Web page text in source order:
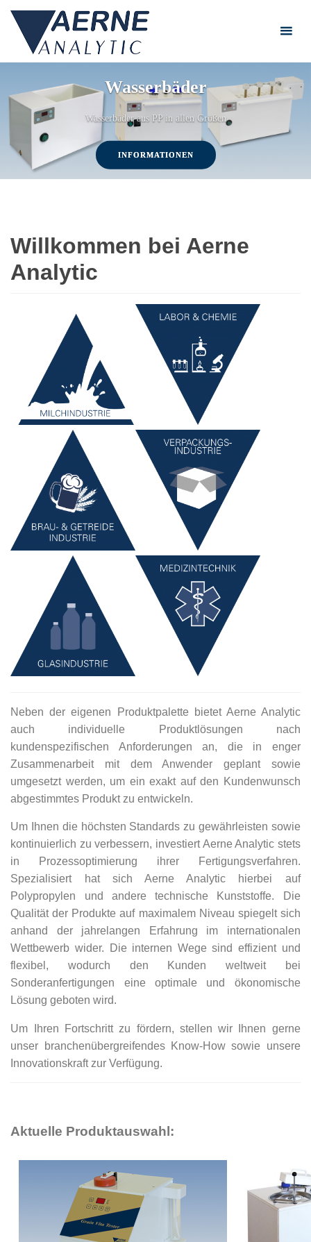
Inhalt
springen
Wasserbäder
Wasserbäder aus PP in allen Größen
INFORMATIONEN
Willkommen bei Aerne
Analytic
Neben der eigenen Produktpalette bietet Aerne Analytic
auch individuelle Produktlösungen nach
kundenspezifischen Anforderungen an, die in enger
Zusammenarbeit mit dem Anwender geplant sowie
umgesetzt werden, um ein exakt auf den Kundenwunsch
abgestimmtes Produkt zu entwickeln.
Um Ihnen die höchsten Standards zu gewährleisten sowie
kontinuierlich zu verbessern, investiert Aerne Analytic stets
in Prozessoptimierung ihrer Fertigungsverfahren.
Spezialisiert hat sich Aerne Analytic hierbei auf
Polypropylen und andere technische Kunststoffe. Die
Qualität der Produkte auf maximalem Niveau spiegelt sich
anhand der jahrelangen Erfahrung im internationalen
Wettbewerb wider. Die internen Wege sind effizient und
flexibel, wodurch den Kunden weltweit bei
Sonderanfertigungen eine optimale und ökonomische
Lösung geboten wird.
Um Ihren Fortschritt zu fördern, stellen wir Ihnen gerne
unser branchenübergreifendes Know-How sowie unsere
Innovationskraft zur Verfügung.
Aktuelle Produktauswahl: